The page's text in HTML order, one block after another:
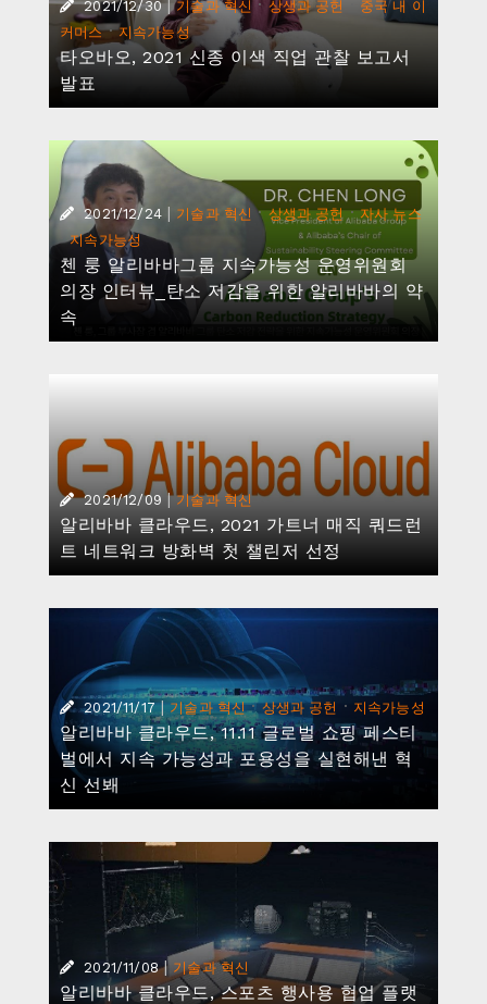
2021/12/30 기술과 혁신 · 상생과 공헌
중국 내 이
커머스·지속가능성
타오바오, 2021 신종 이색 직업 관찰 보고서
발표
2021/12/24 | 기술과 혁신 ·상생과 공헌·자사 뉴스
·지속가능성
첸 룽 알리바바그룹 지속가능성 운영위원회
의장 인터뷰_탄소 저감을 위한 알리바바의 약
속
2021/12/09 | 기술과 혁신
알리바바 클라우드, 2021 가트너 매직 쿼드런
트 네트워크 방화벽 첫 챌린저 선정
2021/11/17 | 기술과 혁신·상생과 공헌 · 지속가능성
알리바바 클라우드, 11.11 글로벌 쇼핑 페스티
벌에서 지속 가능성과 포용성을 실현해낸 혁
신 선봬
2021/11/08 | 기술과 혁신
알리바바 클라우드, 스포츠 행사용 협업 플랫